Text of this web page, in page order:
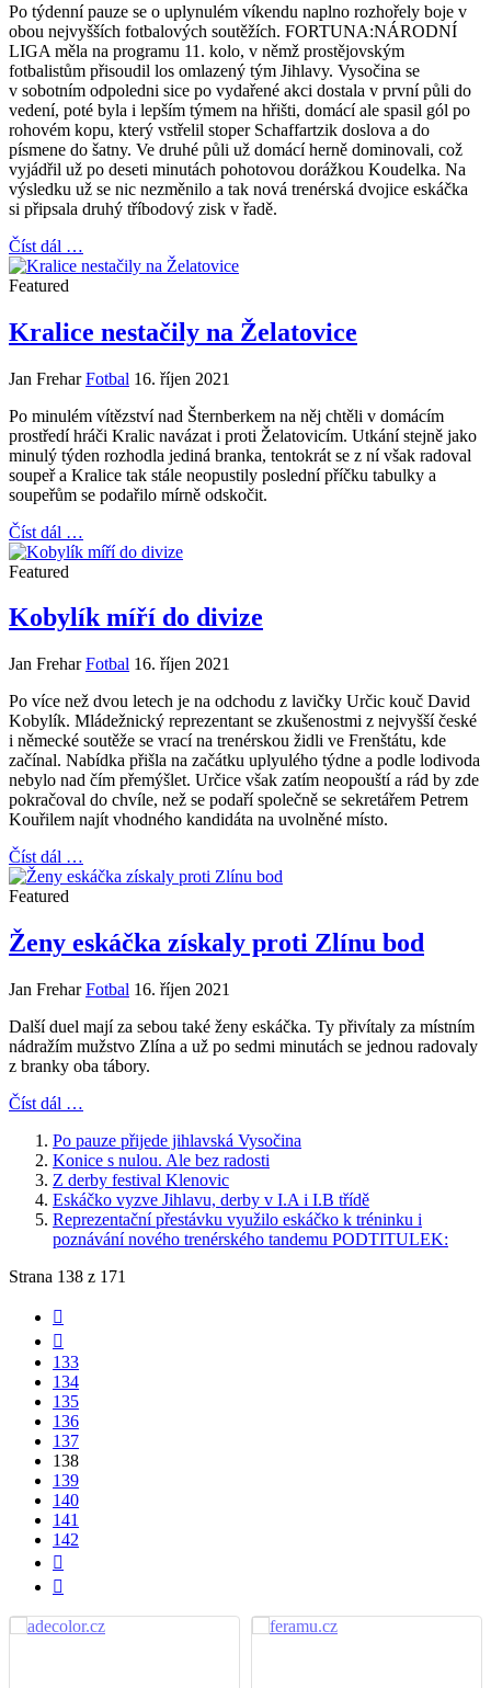
Po týdenní pauze se o uplynulém víkendu naplno rozhořely boje v
obou nejvyšších fotbalových soutěžích. FORTUNA:NÁRODNÍ
LIGA měla na programu 11. kolo, v němž prostějovským
fotbalistům přisoudil los omlazený tým Jihlavy. Vysočina se
v sobotním odpoledni sice po vydařené akci dostala v první půli do
vedení, poté byla i lepším týmem na hřišti, domácí ale spasil gól po
rohovém kopu, který vstřelil stoper Schaffartzik doslova a do
písmene do šatny. Ve druhé půli už domácí herně dominovali, což
vyjádřil už po deseti minutách pohotovou dorážkou Koudelka. Na
výsledku už se nic nezměnilo a tak nová trenérská dvojice eskáčka
si připsala druhý tříbodový zisk v řadě.
Číst dál …
Featured
Kralice nestačily na Želatovice
Jan Frehar Fotbal 16. říjen 2021
Po minulém vítězství nad Šternberkem na něj chtěli v domácím
prostředí hráči Kralic navázat i proti Želatovicím. Utkání stejně jako
minulý týden rozhodla jediná branka, tentokrát se z ní však radoval
soupeř a Kralice tak stále neopustily poslední příčku tabulky a
soupeřům se podařilo mírně odskočit.
Číst dál …
Featured
Kobylík míří do divize
Jan Frehar Fotbal 16. říjen 2021
Po více než dvou letech je na odchodu z lavičky Určic kouč David
Kobylík. Mládežnický reprezentant se zkušenostmi z nejvyšší české
i německé soutěže se vrací na trenérskou židli ve Frenštátu, kde
začínal. Nabídka přišla na začátku uplyulého týdne a podle lodivoda
nebylo nad čím přemýšlet. Určice však zatím neopouští a rád by zde
pokračoval do chvíle, než se podaří společně se sekretářem Petrem
Kouřilem najít vhodného kandidáta na uvolněné místo.
Číst dál …
Featured
Ženy eskáčka získaly proti Zlínu bod
Jan Frehar Fotbal 16. říjen 2021
Další duel mají za sebou také ženy eskáčka. Ty přivítaly za místním
nádražím mužstvo Zlína a už po sedmi minutách se jednou radovaly
z branky oba tábory.
Číst dál …
Po pauze přijede jihlavská Vysočina
Konice s nulou. Ale bez radosti
Z derby festival Klenovic
Eskáčko vyzve Jihlavu, derby v I.A i I.B třídě
Reprezentační přestávku využilo eskáčko k tréninku i
poznávání nového trenérského tandemu PODTITULEK:
Strana 138 z 171
133
134
135
136
137
138
139
140
141
142